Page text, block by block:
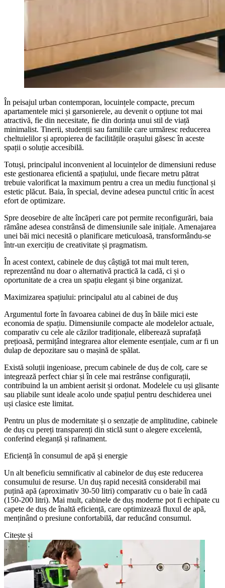
În peisajul urban contemporan, locuințele compacte, precum
apartamentele mici și garsonierele, au devenit o opțiune tot mai
atractivă, fie din necesitate, fie din dorința unui stil de viață
minimalist. Tinerii, studenții sau familiile care urmăresc reducerea
cheltuielilor și apropierea de facilitățile orașului găsesc în aceste
spații o soluție accesibilă.
Totuși, principalul inconvenient al locuințelor de dimensiuni reduse
este gestionarea eficientă a spațiului, unde fiecare metru pătrat
trebuie valorificat la maximum pentru a crea un mediu funcțional și
estetic plăcut. Baia, în special, devine adesea punctul critic în acest
efort de optimizare.
Spre deosebire de alte încăperi care pot permite reconfigurări, baia
rămâne adesea constrânsă de dimensiunile sale inițiale. Amenajarea
unei băi mici necesită o planificare meticuloasă, transformându-se
într-un exercițiu de creativitate și pragmatism.
În acest context, cabinele de duș câștigă tot mai mult teren,
reprezentând nu doar o alternativă practică la cadă, ci și o
oportunitate de a crea un spațiu elegant și bine organizat.
Maximizarea spațiului: principalul atu al cabinei de duș
Argumentul forte în favoarea cabinei de duș în băile mici este
economia de spațiu. Dimensiunile compacte ale modelelor actuale,
comparativ cu cele ale căzilor tradiționale, eliberează suprafață
prețioasă, permițând integrarea altor elemente esențiale, cum ar fi un
dulap de depozitare sau o mașină de spălat.
Există soluții ingenioase, precum cabinele de duș de colț, care se
integrează perfect chiar și în cele mai restrânse configurații,
contribuind la un ambient aerisit și ordonat. Modelele cu uși glisante
sau pliabile sunt ideale acolo unde spațiul pentru deschiderea unei
uși clasice este limitat.
Pentru un plus de modernitate și o senzație de amplitudine, cabinele
de duș cu pereți transparenți din sticlă sunt o alegere excelentă,
conferind eleganță și rafinament.
Eficiență în consumul de apă și energie
Un alt beneficiu semnificativ al cabinelor de duș este reducerea
consumului de resurse. Un duș rapid necesită considerabil mai
puțină apă (aproximativ 30-50 litri) comparativ cu o baie în cadă
(150-200 litri). Mai mult, cabinele de duș moderne pot fi echipate cu
capete de duș de înaltă eficiență, care optimizează fluxul de apă,
menținând o presiune confortabilă, dar reducând consumul.
Citește și